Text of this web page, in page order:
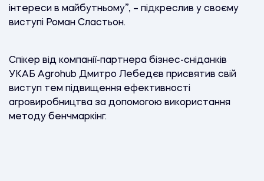
інтереси в майбутньому”, – підкреслив у своєму
виступі Роман Сластьон.
Спікер від компанії-партнера бізнес-сніданків
УКАБ Agrohub Дмитро Лебедєв присвятив свій
виступ тем підвищення ефективності
агровиробництва за допомогою використання
методу бенчмаркінг.